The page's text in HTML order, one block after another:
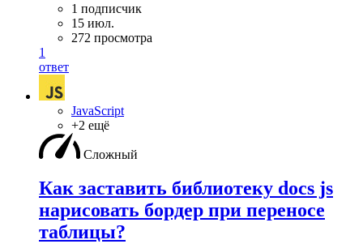
1 подписчик
15 июл.
272 просмотра
1
ответ
JavaScript
+2 ещё
Сложный
Как заставить библиотеку docs js
нарисовать бордер при переносе
таблицы?